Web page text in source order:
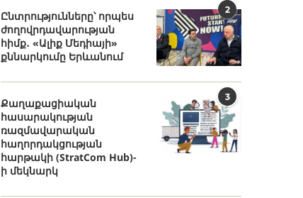
2
Ընտրությունները՝ որպես
ժողովրդավարության
հիմք․ «Ալիք Մեդիայի»
քննարկումը Երևանում
3
Քաղաքացիական
հասարակության
ռազմավարական
հաղորդակցության
հարթակի (StratCom Hub)-
ի մեկնարկ